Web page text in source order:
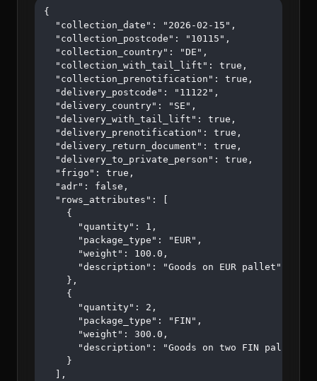
{
  "collection_date": "2026-02-15",
  "collection_postcode": "10115",
  "collection_country": "DE",
  "collection_with_tail_lift": true,
  "collection_prenotification": true,
  "delivery_postcode": "11122",
  "delivery_country": "SE",
  "delivery_with_tail_lift": true,
  "delivery_prenotification": true,
  "delivery_return_document": true,
  "delivery_to_private_person": true,
  "frigo": true,
  "adr": false,
  "rows_attributes": [
    {
      "quantity": 1,
      "package_type": "EUR",
      "weight": 100.0,
      "description": "Goods on EUR pallet"
    },
    {
      "quantity": 2,
      "package_type": "FIN",
      "weight": 300.0,
      "description": "Goods on two FIN pallets"
    }
  ],